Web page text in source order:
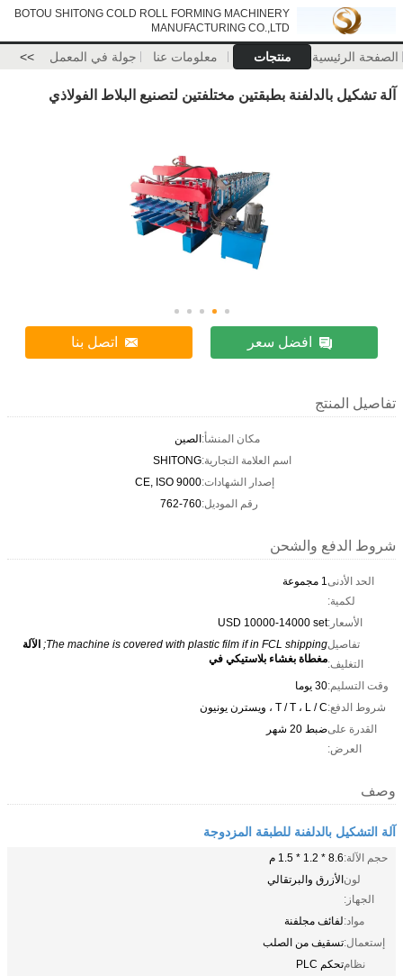
BOTOU SHITONG COLD ROLL FORMING MACHINERY
MANUFACTURING CO.,LTD
الصفحة الرئيسية منتجات معلومات عنا جولة في المعمل >>
آلة تشكيل بالدلفنة بطبقتين مختلفتين لتصنيع البلاط الفولاذي
افضل سعر اتصل بنا
تفاصيل المنتج
مكان المنشأ:الصين
اسم العلامة التجارية:SHITONG
إصدار الشهادات:CE, ISO 9000
رقم الموديل:762-760
شروط الدفع والشحن
الحد الأدنى
لكمية:
1 مجموعة
الأسعار:USD 10000-14000 set
تفاصيل
التغليف:
The machine is covered with plastic film if in FCL shipping; الآلة
مغطاة بغشاء بلاستيكي في
وقت التسليم:30 يوما
شروط الدفع:T / T ، L / C ، ويسترن يونيون
القدرة على
العرض:
ضبط 20 شهر
وصف
آلة التشكيل بالدلفنة للطبقة المزدوجة
حجم الآلة:8.6 * 1.2 * 1.5 م
لون
الجهاز:
الأزرق والبرتقالي
مواد:لفائف مجلفنة
إستعمال:تسقيف من الصلب
نظامتحكم PLC